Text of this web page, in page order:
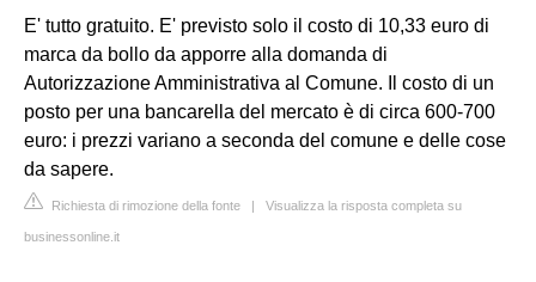
E' tutto gratuito. E' previsto solo il costo di 10,33 euro di
marca da bollo da apporre alla domanda di
Autorizzazione Amministrativa al Comune. Il costo di un
posto per una bancarella del mercato è di circa 600-700
euro: i prezzi variano a seconda del comune e delle cose
da sapere.
Richiesta di rimozione della fonte | Visualizza la risposta completa su
businessonline.it